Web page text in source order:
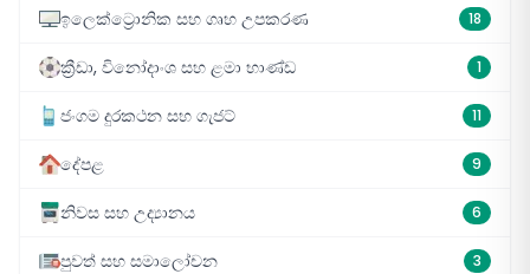
ඉලෙක්ට්‍රොනික සහ ගෘහ උපකරණ 18
ක්‍රීඩා, විනෝදාංශ සහ ළමා භාණ්ඩ 1
ජංගම දුරකථන සහ ගැජට් 11
දේපළ 9
නිවස සහ උද්‍යානය 6
පුවත් සහ සමාලෝචන 3